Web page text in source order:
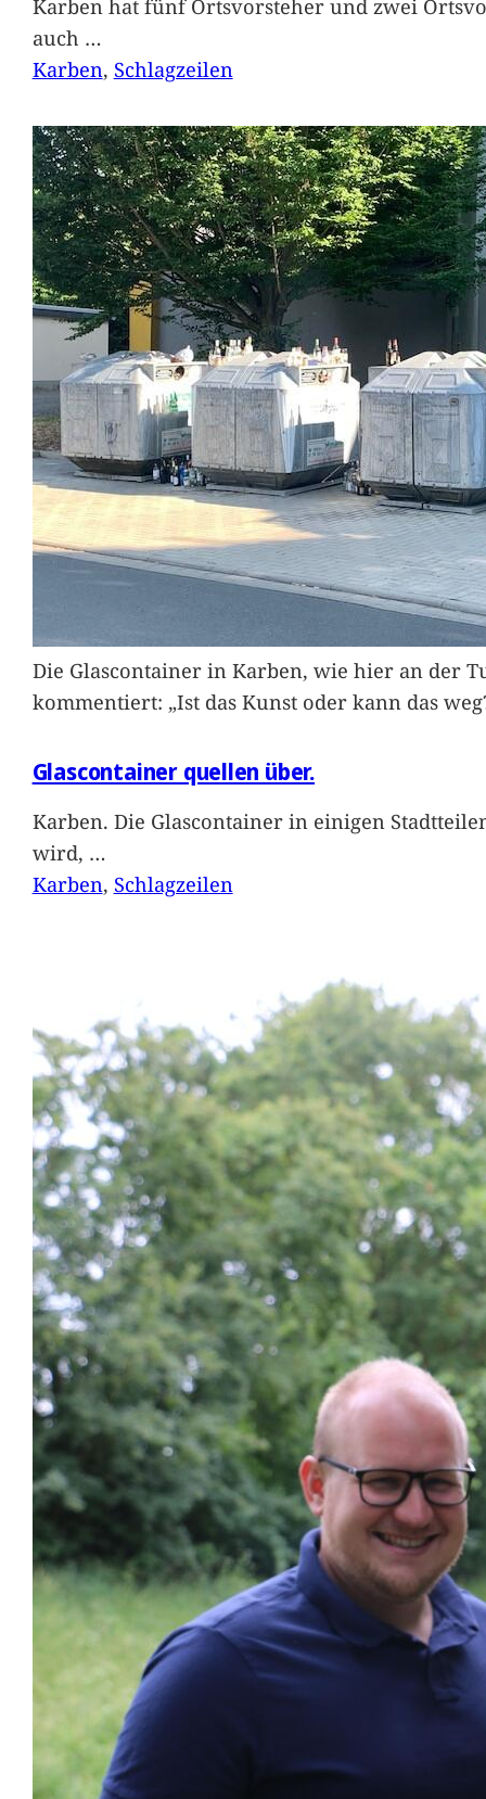
Karben hat fünf Ortsvorsteher und zwei
auch …
Karben, Schlagzeilen
Die Glascontainer in Karben, wie hier an der
kommentiert: „Ist das Kunst oder kann das
Glascontainer quellen über.
Karben. Die Glascontainer in einigen
wird, …
Karben, Schlagzeilen